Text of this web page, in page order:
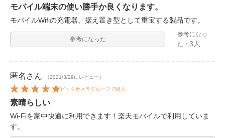
モバイル端末の使い勝手か良くなります。
モバイルWifiの充電器、据え置き型として重宝する製品です。
参考になった
参考になっ
た：3人
匿名 さん （2021/3/29にレビュー）
ビックカメラグループで購入
素晴らしい
Wi-Fiを家中快適に利用できます！楽天モバイルで利用していま
す。